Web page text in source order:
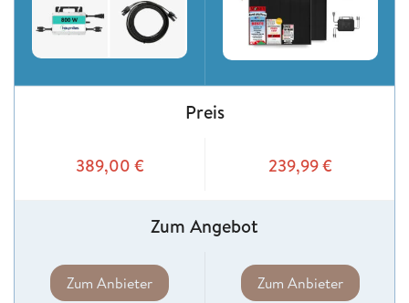
Preis
389,00 € 239,99€
Zum Angebot
Zum Anbieter Zum Anbieter